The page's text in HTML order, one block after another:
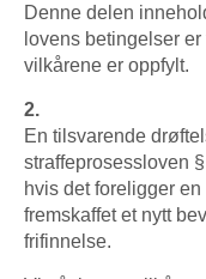
Denne delen
lovens betingelser
vilkårene er oppfylt.
2.
En tilsvarende
straffeprosessloven
hvis det foreligger
fremskaffet et nytt
frifinnelse.